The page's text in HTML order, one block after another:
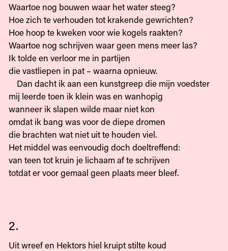
Waartoe nog bouwen waar het water steeg?
Hoe zich te verhouden tot krakende gewrichten?
Hoe hoop te kweken voor wie kogels raakten?
Waartoe nog schrijven waar geen mens meer las?
Ik tolde en verloor me in partijen
die vastliepen in pat – waarna opnieuw.
Dan dacht ik aan een kunstgreep die mijn voedster
mij leerde toen ik klein was en wanhopig
wanneer ik slapen wilde maar niet kon
omdat ik bang was voor de diepe dromen
die brachten wat niet uit te houden viel.
Het middel was eenvoudig doch doeltreffend:
van teen tot kruin je lichaam af te schrijven
totdat er voor gemaal geen plaats meer bleef.
2.
Uit wreef en Hektors hiel kruipt stilte koud